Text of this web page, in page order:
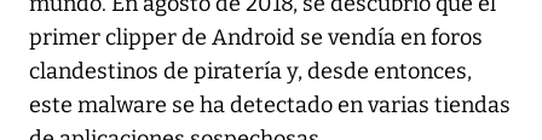
primer clipper de Android se vendía en foros
clandestinos de piratería y, desde entonces,
este malware se ha detectado en varias tiendas